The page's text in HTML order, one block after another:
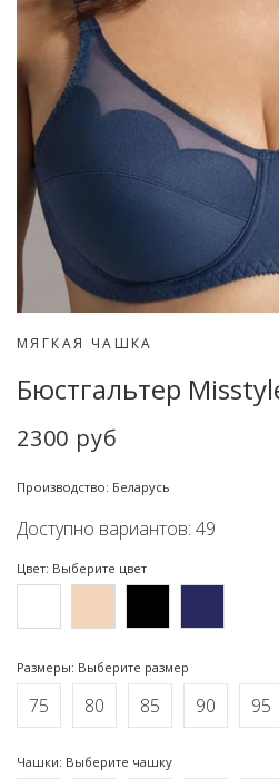
МЯГКАЯ ЧАШКА
Бюстгальтер
2300 руб
Производство: Беларусь
Доступно вариантов: 49
Цвет: Выберите цвет
Размеры: Выберите размер
75 80 85 90 95
Чашки: Выберите чашку